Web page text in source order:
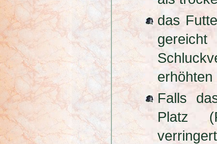
das
erhöhten
Falls
Platz